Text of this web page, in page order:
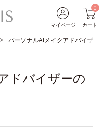
マイページ
0
カート
パーソナルAIメイクアドバイザー
ドバイザーの